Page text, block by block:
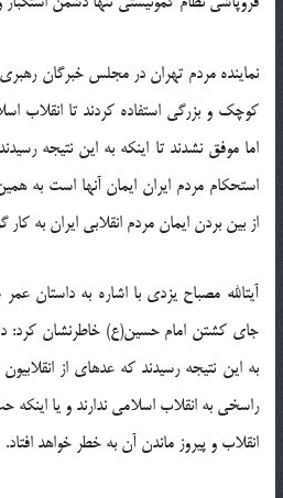
نماینده مردم تهران در مجلس خبرگان
کوچک و بزرگی استفاده کردند تا انقلاب
اما موفق نشدند تا اینکه به این نتیجه
استحکام مردم ایران ایمان آنها است به
از بین بردن ایمان مردم انقلابی ایران به کار
آیت‏الله مصباح یزدی با اشاره به داستان
جای کشتن امام حسین(ع) خاطرنشان کرد:
به این نتیجه رسیدند که عده‏ای از
راسخی به انقلاب اسلامی ندارند و یا اینکه
انقلاب و پیروز ماندن آن به خطر خواهد افتاد.